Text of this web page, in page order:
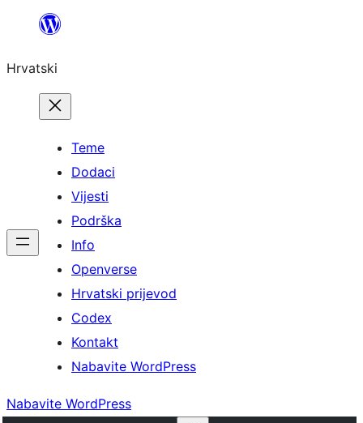
Skoči
sadržaja
Hrvatski
Teme
Dodaci
Vijesti
Podrška
Info
Openverse
Hrvatski prijevod
Codex
Kontakt
Nabavite WordPress
Nabavite WordPress